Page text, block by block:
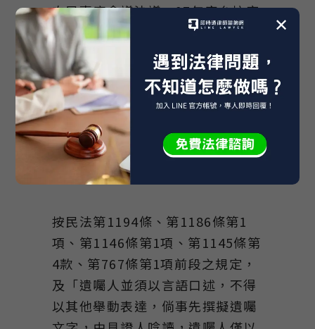
✕
次民事庭會議決議、97年度台抗字
第645號裁定、105年度台簡上字
第36號判決意旨參照）。
六、代筆遺囑可否事先撰擬遺
囑文字，由見證人唸讀？
按民法第1194條、第1186條第1
項、第1146條第1項、第1145條第
4款、第767條第1項前段之規定，
及「遺囑人並須以言語口述，不得
以其他舉動表達，倘事先撰擬遺囑